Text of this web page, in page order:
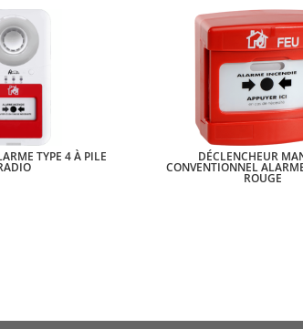
TYPE 4 À PILE DÉCLENCHEUR
CONVENTIONNEL
ROUGE